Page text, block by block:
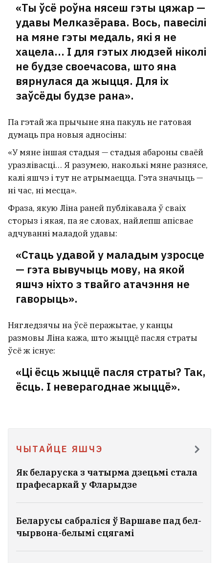
«Ты ўсё роўна нясеш гэты цяжар —
удавы Мелказёрава. Вось, павесілі
на мяне гэты медаль, які я не
хацела… І для гэтых людзей ніколі
не будзе своечасова, што яна
вярнулася да жыцця. Для іх
заўсёды будзе рана».
Па гэтай жа прычыне яна пакуль не гатовая
думаць пра новыя адносіны:
«У мяне іншая стадыя — стадыя абароны сваёй
уразлівасці… Я разумею, наколькі мяне разнясе,
калі яшчэ і тут не атрымаецца. Гэта значыць —
ні час, ні месца».
Фраза, якую Ліна раней публікавала ў сваіх
сторыз і якая, па яе словах, найлепш апісвае
адчуванні маладой удавы:
«Стаць удавой у маладым узросце
— гэта вывучыць мову, на якой
яшчэ ніхто з твайго атачэння не
гаворыць».
Нягледзячы на ўсё перажытае, у канцы
размовы Ліна кажа, што жыццё пасля страты
ўсё ж існуе:
«Ці ёсць жыццё пасля страты? Так,
ёсць. І неверагоднае жыццё».
ЧЫТАЙЦЕ ЯШЧЭ
Як беларуска з чатырма дзецьмі стала
прафесаркай у Фларыдзе
Беларусы сабраліся ў Варшаве пад бел-
чырвона-белымі сцягамі